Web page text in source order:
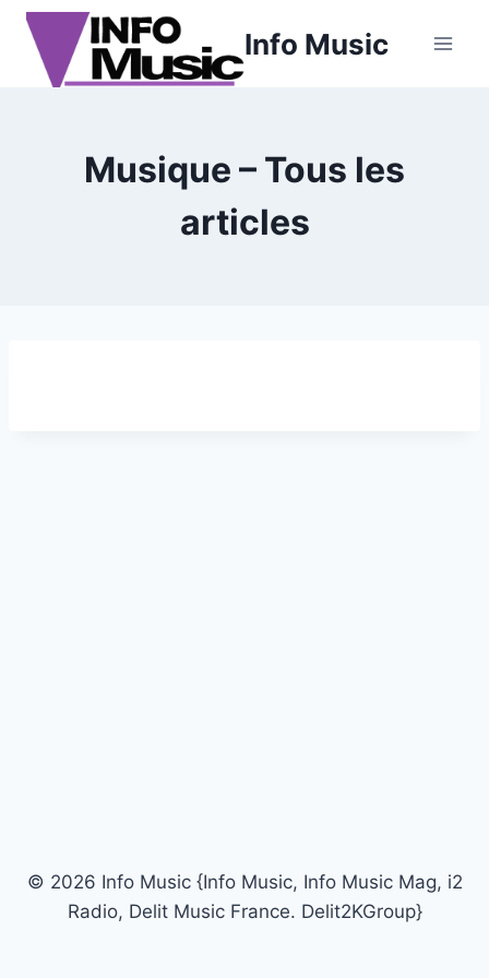
Aller
contenu
Info Music
Musique – Tous les
articles
© 2026 Info Music {Info Music, Info Music Mag, i2
Radio, Delit Music France. Delit2KGroup}